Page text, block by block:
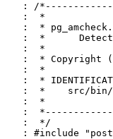
: /
:  *
:  *
:  *
:  *
:  * Copyright
:  *
:  *
:  *    src/
:  *
:
:  */
: #include